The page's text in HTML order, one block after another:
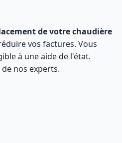
de votre chaudière
vos factures. Vous
à une aide de l'état.
nos experts.